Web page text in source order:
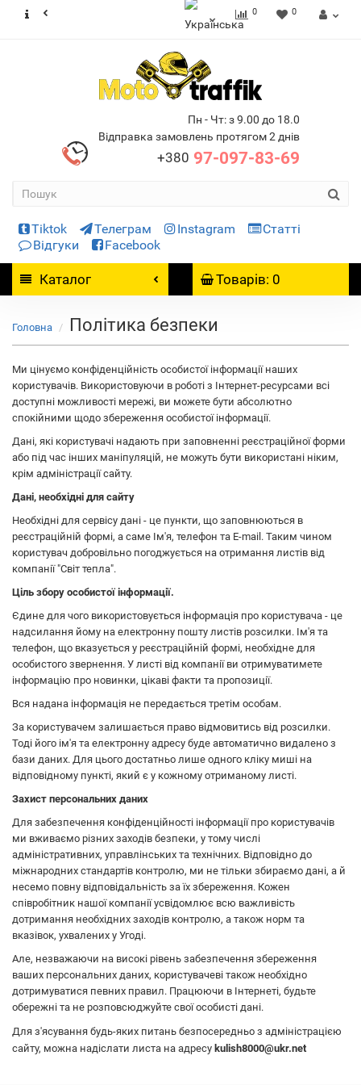
0 0
Пн - Чт: з 9.00 до 18.0
Відправка замовлень протягом 2 днів
+380 97-097-83-69
Tiktok Телеграм Instagram
Статті
Відгуки
Facebook
Каталог Товарів: 0
Головна Політика безпеки
Ми цінуємо конфіденційність особистої інформації наших
користувачів. Використовуючи в роботі з Інтернет-ресурсами всі
доступні можливості мережі, ви можете бути абсолютно
спокійними щодо збереження особистої інформації.
Дані, які користувачі надають при заповненні реєстраційної форми
або під час інших маніпуляцій, не можуть бути використані ніким,
крім адміністрації сайту.
Дані, необхідні для сайту
Необхідні для сервісу дані - це пункти, що заповнюються в
реєстраційній формі, а саме Ім'я, телефон та E-mail. Таким чином
користувач добровільно погоджується на отримання листів від
компанії "Світ тепла".
Ціль збору особистої інформації.
Єдине для чого використовується інформація про користувача - це
надсилання йому на електронну пошту листів розсилки. Ім'я та
телефон, що вказується у реєстраційній формі, необхідне для
особистого звернення. У листі від компанії ви отримуватимете
інформацію про новинки, цікаві факти та пропозиції.
Вся надана інформація не передається третім особам.
За користувачем залишається право відмовитись від розсилки.
Тоді його ім'я та електронну адресу буде автоматично видалено з
бази даних. Для цього достатньо лише одного кліку миші на
відповідному пункті, який є у кожному отриманому листі.
Захист персональних даних
Для забезпечення конфіденційності інформації про користувачів
ми вживаємо різних заходів безпеки, у тому числі
адміністративних, управлінських та технічних. Відповідно до
міжнародних стандартів контролю, ми не тільки збираємо дані, а й
несемо повну відповідальність за їх збереження. Кожен
співробітник нашої компанії усвідомлює всю важливість
дотримання необхідних заходів контролю, а також норм та
вказівок, ухвалених у Угоді.
Але, незважаючи на високі рівень забезпечення збереження
ваших персональних даних, користувачеві також необхідно
дотримуватися певних правил. Працюючи в Інтернеті, будьте
обережні та не розповсюджуйте свої особисті дані.
Для з'ясування будь-яких питань безпосередньо з адміністрацією
сайту, можна надіслати листа на адресу kulish8000@ukr.net